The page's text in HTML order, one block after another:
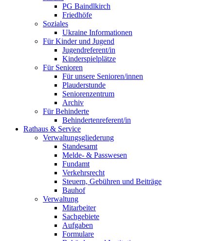
PG Baindlkirch
Friedhöfe
Soziales
Ukraine Informationen
Für Kinder und Jugend
Jugendreferent/in
Kinderspielplätze
Für Senioren
Für unsere Senioren/innen
Plauderstunde
Seniorenzentrum
Archiv
Für Behinderte
Behindertenreferent/in
Rathaus & Service
Verwaltungsgliederung
Standesamt
Melde- & Passwesen
Fundamt
Verkehrsrecht
Steuern, Gebühren und Beiträge
Bauhof
Verwaltung
Mitarbeiter
Sachgebiete
Aufgaben
Formulare